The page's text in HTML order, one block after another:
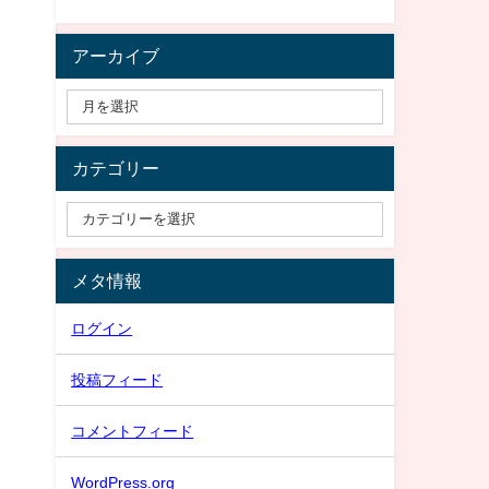
アーカイブ
カテゴリー
メタ情報
ログイン
投稿フィード
コメントフィード
WordPress.org